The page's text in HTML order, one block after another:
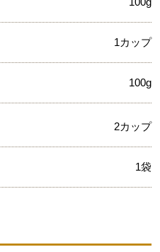
1カップ
100g
2カップ
1袋